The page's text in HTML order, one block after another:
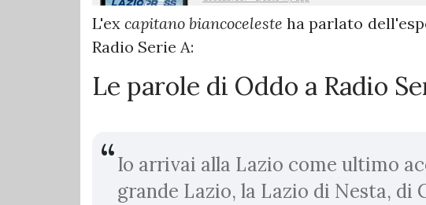
L'excapitano biancoceleste ha parlato
Radio Serie A:
Le parole di Oddo a Radio
Io arrivai alla Lazio come ultimo
grande Lazio, la Lazio di Nesta, di